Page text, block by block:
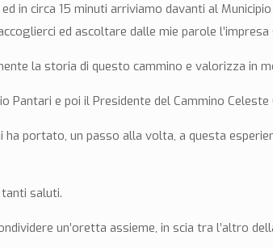
in circa 15 minuti arriviamo davanti al
ed ascoltare dalle mie parole
la storia di questo cammino e valorizza in
e poi il Presidente del Cammino
portato, un passo alla volta, a questa
saluti.
un’oretta assieme, in scia tra l’altro